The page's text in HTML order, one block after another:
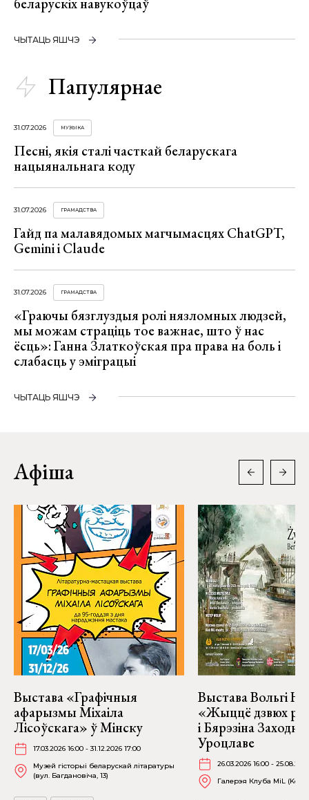
ЧЫТАЦЬ ЯШЧЭ
Папулярнае
31.07.2026 МУЗЫКА
Песні, якія сталі часткай беларускага
нацыянальнага коду
31.07.2026 ГРАМАДСТВА
Гайд па малавядомых магчымасцях ChatGPT,
Gemini і Claude
31.07.2026 ГРАМАДСТВА
«Граючы бязглуздыя ролі нязломных людзей,
мы можам страціць тое важнае, што ў нас
ёсць»: Ганна Златкоўская пра права на боль і
слабасць у эміграцыі
ЧЫТАЦЬ ЯШЧЭ
Афіша
Выстава «Графічныя
афарызмы Міхаіла
Лісоўскага» ў Мінску
17.03.2026 16:00 - 31.12.2026 17:00
Музей гісторыі беларускай літаратуры
(вул. Багдановіча, 13)
Выстава Вольгі
«Жыццё дзвюх
і Бярэзіна
Уроцлаве
26.03.2026 16:00 -
Галерэя Клуба MiL